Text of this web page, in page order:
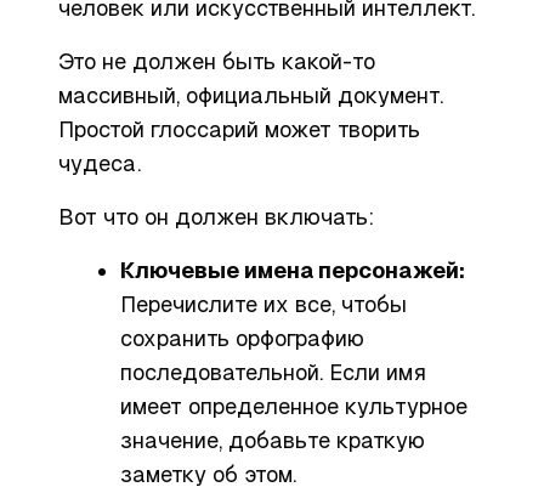
человек или искусственный интеллект.
Это не должен быть какой-то
массивный, официальный документ.
Простой глоссарий может творить
чудеса.
Вот что он должен включать:
Ключевые имена персонажей:
Перечислите их все, чтобы
сохранить орфографию
последовательной. Если имя
имеет определенное культурное
значение, добавьте краткую
заметку об этом.